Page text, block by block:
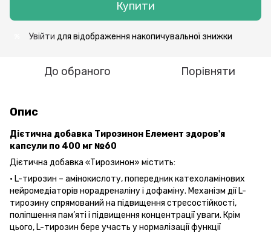
Купити
Увійти для відображення накопичувальної знижки
До обраного Порівняти
Опис
Дієтична добавка Тирозинон Елемент здоров'я
капсули по 400 мг №60
Дієтична добавка «Тирозинон» містить:
· L-тирозин – амінокислоту, попередник катехоламінових
нейромедіаторів норадреналіну і дофаміну. Механізм дії L-
тирозину спрямований на підвищення стресостійкості,
поліпшення пам’яті і підвищення концентрації уваги. Крім
цього, L-тирозин бере участь у нормалізації функції